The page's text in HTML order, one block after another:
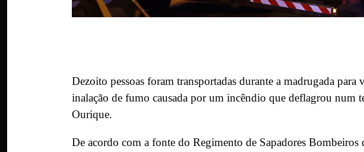
Dezoito pessoas foram transportadas durante a madrugada
inalação de fumo causada por um incêndio que deflagrou num
Ourique.
De acordo com a fonte do Regimento de Sapadores